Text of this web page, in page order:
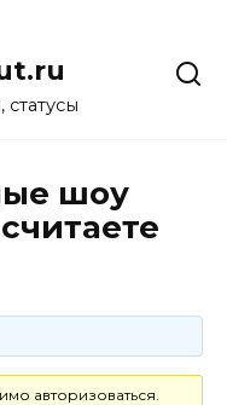
шоу
авторизоваться.